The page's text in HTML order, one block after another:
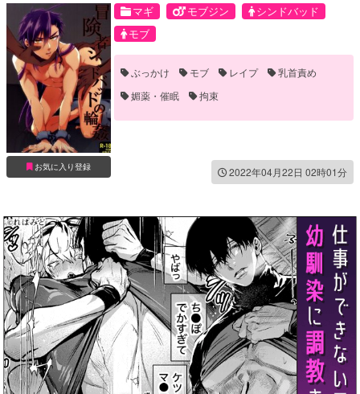
お気に入り登録
マギ モブジン
シンドバッド
モブ
ぶっかけ モブ レイプ
乳首責め
媚薬・催眠
拘束
2022年04月22日 02時01分